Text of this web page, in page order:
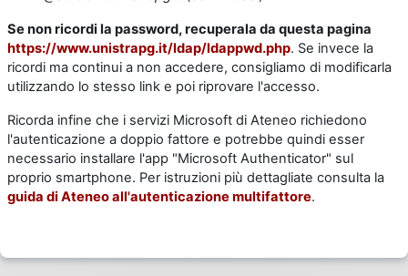
Se non ricordi la password, recuperala da questa pagina
https://www.unistrapg.it/ldap/ldappwd.php. Se invece la
ricordi ma continui a non accedere, consigliamo di modificarla
utilizzando lo stesso link e poi riprovare l'accesso.
Ricorda infine che i servizi Microsoft di Ateneo richiedono
l'autenticazione a doppio fattore e potrebbe quindi esser
necessario installare l'app "Microsoft Authenticator" sul
proprio smartphone. Per istruzioni più dettagliate consulta la
guida di Ateneo all'autenticazione multifattore.